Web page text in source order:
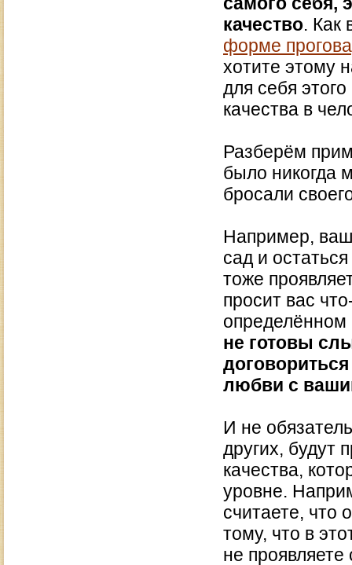
качество. Как
форме
хотите этому
для себя
качества в
Разберём
было никогда
бросали
Например, ваш
сад и
тоже
просит вас
определённом
не готовы
любви с
И не
других, будут
качества,
уровне.
считаете, что
тому, что в
не